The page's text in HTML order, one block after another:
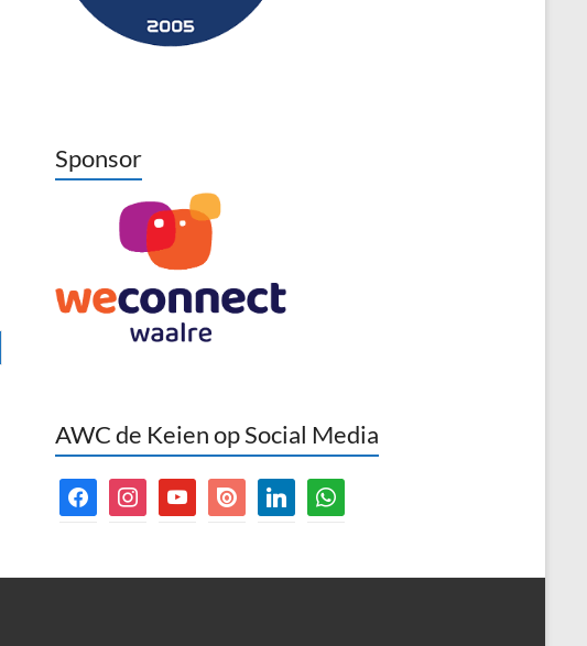
Sponsor
AWC de Keien op Social Media
facebookinstagramyoutubeissuu linkedinwhatsapp